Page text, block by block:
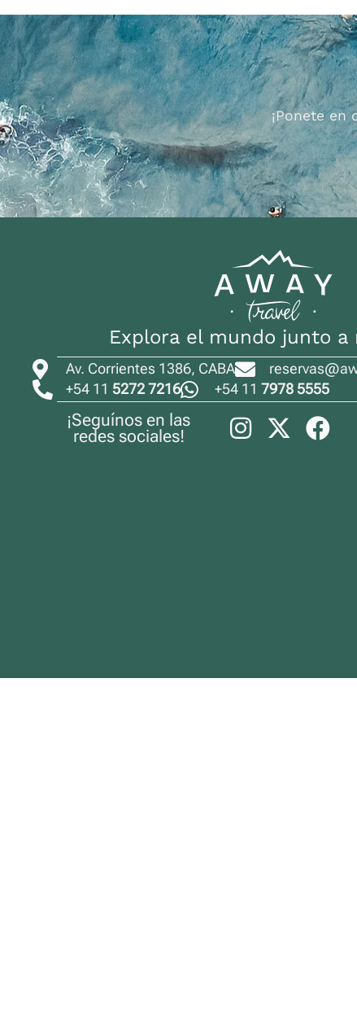
¡Ponete
Explora el mundo junto a
Av. Corrientes 1386, CABA
+54 11 5272 7216 +54 11 7978 5555
¡Seguínos en las
redes sociales!